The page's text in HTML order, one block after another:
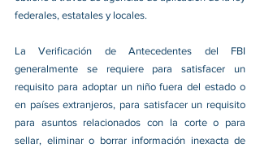
federales, estatales y locales.
La Verificación de Antecedentes del FBI
generalmente se requiere para satisfacer un
requisito para adoptar un niño fuera del estado o
en países extranjeros, para satisfacer un requisito
para asuntos relacionados con la corte o para
sellar, eliminar o borrar información inexacta de